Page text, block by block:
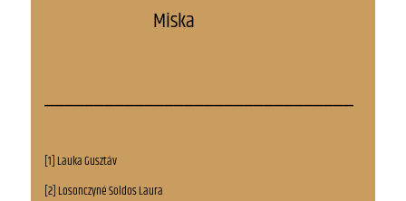
Miska
_______________________________
[1] Lauka Gusztáv
[2] Losonczyné Soldos Laura